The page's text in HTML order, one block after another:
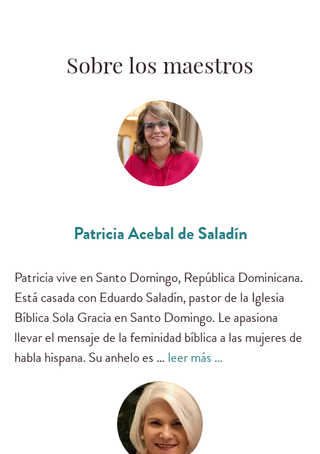
Sobre los maestros
Patricia Acebal de Saladín
Patricia vive en Santo Domingo, República Dominicana.
Está casada con Eduardo Saladín, pastor de la Iglesia
Bíblica Sola Gracia en Santo Domingo. Le apasiona
llevar el mensaje de la feminidad bíblica a las mujeres de
habla hispana. Su anhelo es … leer más …